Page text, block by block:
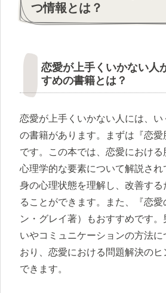
つ情報とは？
恋愛が上手くいかない人
すめの書籍とは？
恋愛が上手くいかない人には、い
の書籍があります。まずは『恋愛
です。この本では、恋愛におけ
心理学的な要素について解説され
身の心理状態を理解し、改善す
ることができます。また、『恋愛
ン・グレイ著）もおすすめです
いやコミュニケーションの方法に
おり、恋愛における問題解決の
できます。